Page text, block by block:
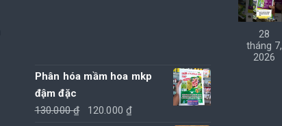
Phân hóa mầm hoa mkp
đậm đặc
130.000₫
Giá
120.000₫
28
tháng 7,
2026